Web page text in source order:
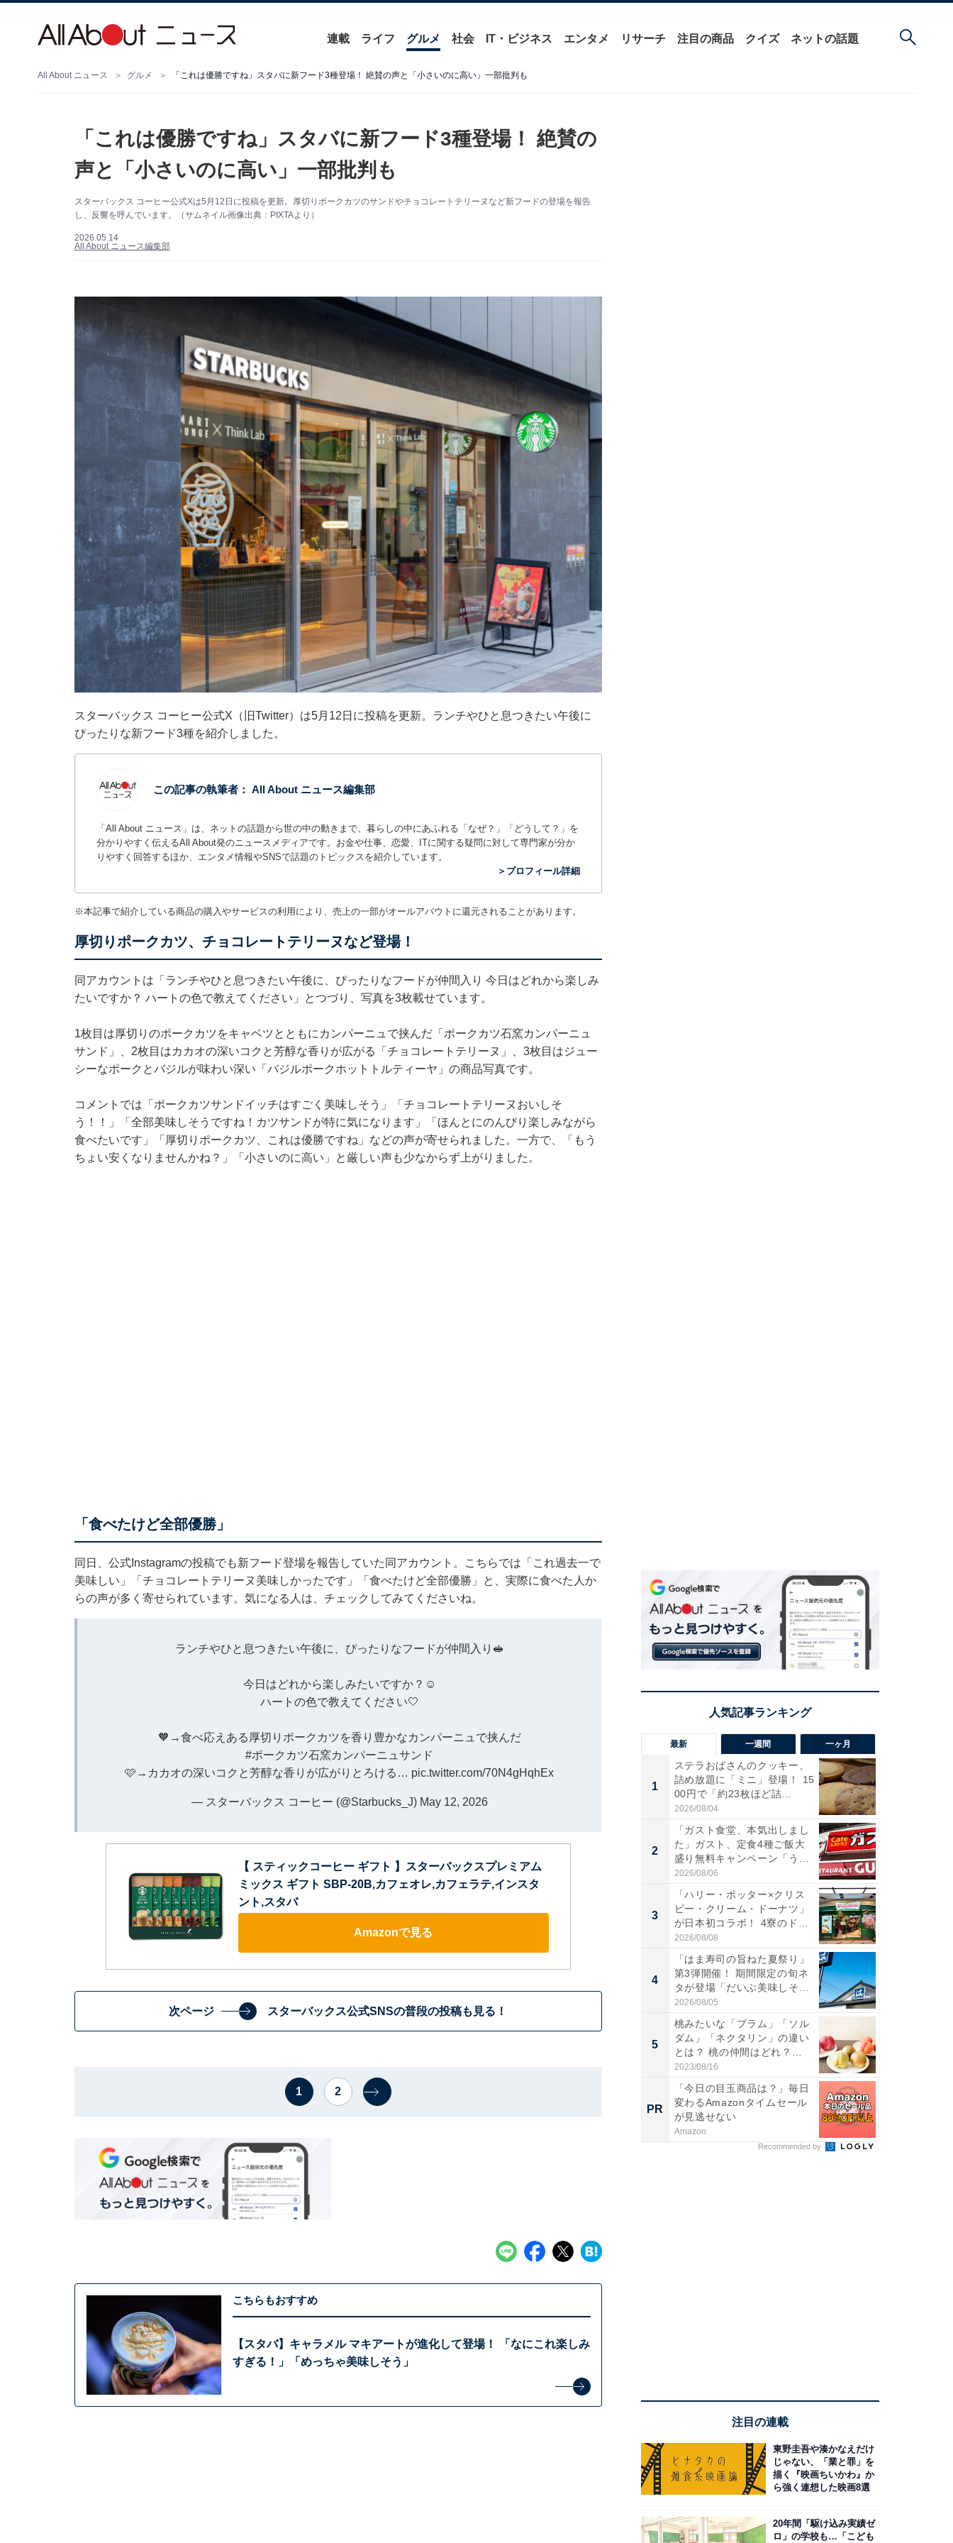
連載 ライフ グルメ 社会 IT・ビジネス エンタメ リサーチ 注目の商品 クイズ ネットの話題
All About ニュース グルメ 「これは優勝ですね」スタバに新フード3種登場！ 絶賛の声と「小さいのに高い」一部批判も
「これは優勝ですね」スタバに新フード3種登場！ 絶賛の
声と「小さいのに高い」一部批判も
スターバックス コーヒー公式Xは5月12日に投稿を更新。厚切りポークカツのサンドやチョコレートテリーヌなど新フードの登場を報告
し、反響を呼んでいます。（サムネイル画像出典：PIXTAより）
2026.05.14
All About ニュース編集部
スターバックス コーヒー公式X（旧Twitter）は5月12日に投稿を更新。ランチやひと息つきたい午後に
ぴったりな新フード3種を紹介しました。
この記事の執筆者： All About ニュース編集部
「All About ニュース」は、ネットの話題から世の中の動きまで、暮らしの中にあふれる「なぜ？」「どうして？」を
分かりやすく伝えるAll About発のニュースメディアです。お金や仕事、恋愛、ITに関する疑問に対して専門家が分か
りやすく回答するほか、エンタメ情報やSNSで話題のトピックスを紹介しています。
＞プロフィール詳細
※本記事で紹介している商品の購入やサービスの利用により、売上の一部がオールアバウトに還元されることがあります。
厚切りポークカツ、チョコレートテリーヌなど登場！
同アカウントは「ランチやひと息つきたい午後に、ぴったりなフードが仲間入り 今日はどれから楽しみ
たいですか？ ハートの色で教えてください」とつづり、写真を3枚載せています。
1枚目は厚切りのポークカツをキャベツとともにカンパーニュで挟んだ「ポークカツ石窯カンパーニュ
サンド」、2枚目はカカオの深いコクと芳醇な香りが広がる「チョコレートテリーヌ」、3枚目はジュー
シーなポークとバジルが味わい深い「バジルポークホットトルティーヤ」の商品写真です。
コメントでは「ポークカツサンドイッチはすごく美味しそう」「チョコレートテリーヌおいしそ
う！！」「全部美味しそうですね！カツサンドが特に気になります」「ほんとにのんびり楽しみながら
食べたいです」「厚切りポークカツ、これは優勝ですね」などの声が寄せられました。一方で、「もう
ちょい安くなりませんかね？」「小さいのに高い」と厳しい声も少なからず上がりました。
「食べたけど全部優勝」
同日、公式Instagramの投稿でも新フード登場を報告していた同アカウント。こちらでは「これ過去一で
美味しい」「チョコレートテリーヌ美味しかったです」「食べたけど全部優勝」と、実際に食べた人か
らの声が多く寄せられています。気になる人は、チェックしてみてくださいね。
ランチやひと息つきたい午後に、ぴったりなフードが仲間入り🥪
今日はどれから楽しみたいですか？☺️
ハートの色で教えてください🤍
🧡→食べ応えある厚切りポークカツを香り豊かなカンパーニュで挟んだ
#ポークカツ石窯カンパーニュサンド
🩷→カカオの深いコクと芳醇な香りが広がりとろける… pic.twitter.com/70N4gHqhEx
— スターバックス コーヒー (@Starbucks_J) May 12, 2026
【 スティックコーヒー ギフト 】スターバックスプレミアム
ミックス ギフト SBP-20B,カフェオレ,カフェラテ,インスタ
ント,スタバ
Amazonで見る
次ページ スターバックス公式SNSの普段の投稿も見る！
1 2
こちらもおすすめ
【スタバ】キャラメル マキアートが進化して登場！ 「なにこれ楽しみ
すぎる！」「めっちゃ美味しそう」
最新 一週間 一ヶ月
1
ステラおばさんのクッキー、
詰め放題に「ミニ」登場！ 15
00円で「約23枚ほど詰...
2026/08/04
2
「ガスト食堂、本気出しまし
た」ガスト、定食4種ご飯大
盛り無料キャンペーン「うお
お...
2026/08/06
3
「ハリー・ポッター×クリス
ピー・クリーム・ドーナツ」
が日本初コラボ！ 4寮のド
ー...
2026/08/08
4
「はま寿司の旨ねた夏祭り」
第3弾開催！ 期間限定の旬ネ
タが登場「だいぶ美味しそ
う...
2026/08/05
5
桃みたいな「プラム」「ソル
ダム」「ネクタリン」の違い
とは？ 桃の仲間はどれ？
味...
2023/08/16
PR
「今日の目玉商品は？」毎日
変わるAmazonタイムセール
が見逃せない
Amazon
Recommended by
注目の連載
東野圭吾や湊かなえだけ
じゃない、「業と罪」を
描く『映画ちいかわ』か
ら強く連想した映画8選
20年間「駆け込み実績ゼ
ロ」の学校も…「こども